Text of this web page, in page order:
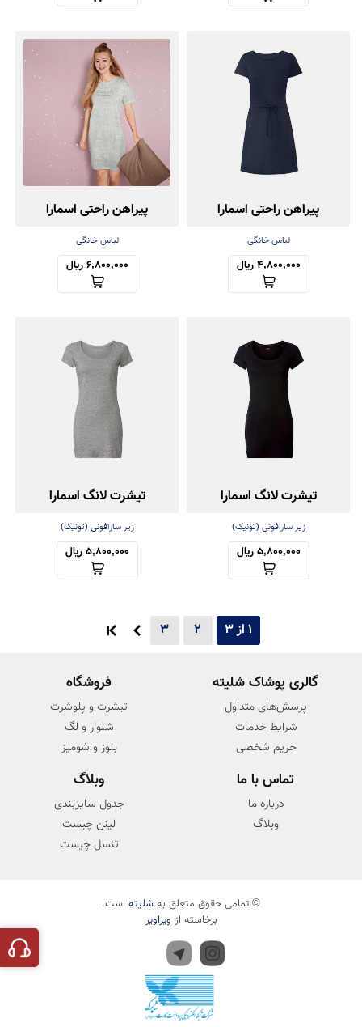
پیراهن راحتی اسمارا
لباس خانگی
4,800,000 ریال
پیراهن راحتی اسمارا
لباس خانگی
6,800,000 ریال
تیشرت لانگ اسمارا
زیر سارافونی (تونیک)
5,800,000 ریال
تیشرت لانگ اسمارا
زیر سارافونی (تونیک)
5,800,000 ریال
1 از 3 2
3
گالری پوشاک شلیته
پرسش‌های متداول
شرایط خدمات
حریم شخصی
فروشگاه
تیشرت و پلوشرت
شلوار و لگ
بلوز و شومیز
تماس با ما
درباره ما
وبلاگ
وبلاگ
جدول سایزبندی
لینن چیست
تنسل چیست
© تمامی حقوق متعلق به شلیته است.
برخاسته از ویراویر